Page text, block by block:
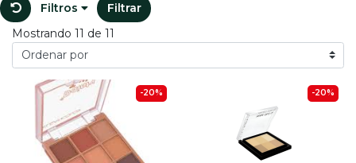
Filtros
Filtrar
Mostrando 11 de 11
-20% -20%